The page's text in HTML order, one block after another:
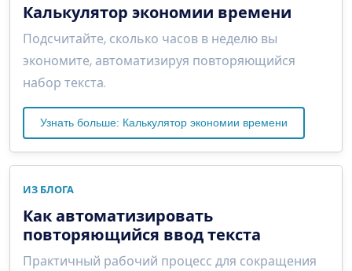
Калькулятор экономии времени
Подсчитайте, сколько часов в неделю вы
экономите, автоматизируя повторяющийся
набор текста.
Узнать больше: Калькулятор экономии времени
ИЗ БЛОГА
Как автоматизировать
повторяющийся ввод текста
Практичный рабочий процесс для сокращения